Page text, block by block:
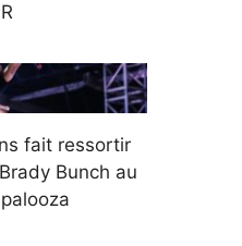
fait ressortir
Bunch au